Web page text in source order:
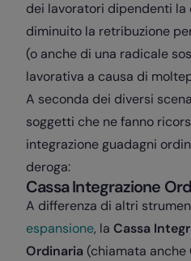
dei lavoratori dipendenti la
diminuito la retribuzione
(o anche di una radicale
lavorativa a causa di
A seconda dei diversi
soggetti che ne fanno
integrazione guadagni
deroga:
Cassa Integrazione
A differenza di altri
espansione, la Cassa
Ordinaria (chiamata anche